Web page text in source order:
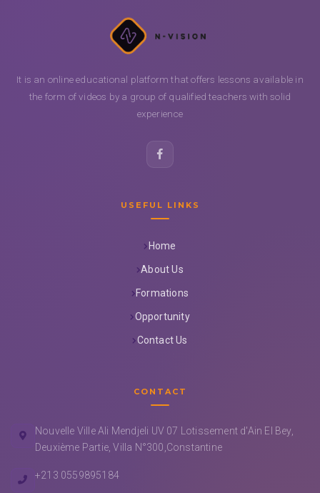
It is an online educational platform that offers lessons available in
the form of videos by a group of qualified teachers with solid
experience
USEFUL LINKS
Home
About Us
Formations
Opportunity
Contact Us
CONTACT
Nouvelle Ville Ali Mendjeli UV 07 Lotissement d'Ain El Bey,
Deuxième Partie, Villa N°300,Constantine
+213 0559895184